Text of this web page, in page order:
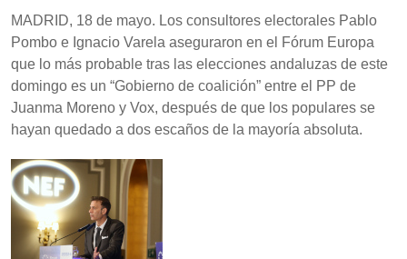
MADRID, 18 de mayo. Los consultores electorales Pablo
Pombo e Ignacio Varela aseguraron en el Fórum Europa
que lo más probable tras las elecciones andaluzas de este
domingo es un “Gobierno de coalición” entre el PP de
Juanma Moreno y Vox, después de que los populares se
hayan quedado a dos escaños de la mayoría absoluta.